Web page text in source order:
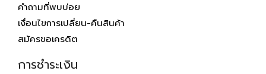
คำถามที่พบบ่อย
เงื่อนไขการเปลี่ยน-คืนสินค้า
สมัครขอเครดิต
การชำระเงิน